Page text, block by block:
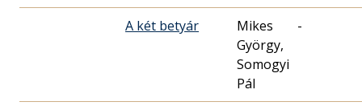
A két betyár
Mikes
György,
Somogyi
Pál
-